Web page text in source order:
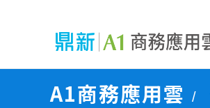
A1商務應用雲 /